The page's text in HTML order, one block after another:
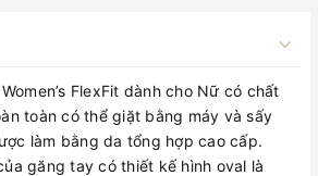
FlexFit dành cho Nữ có chất
toàn có thể giặt bằng máy và sấy
làm bằng da tổng hợp cao cấp.
găng tay có thiết kế hình oval là